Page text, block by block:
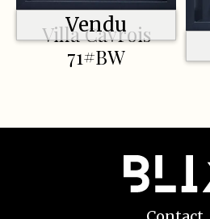
Vendu
Villa Cavrois
71#BW